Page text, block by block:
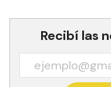
Recibí las